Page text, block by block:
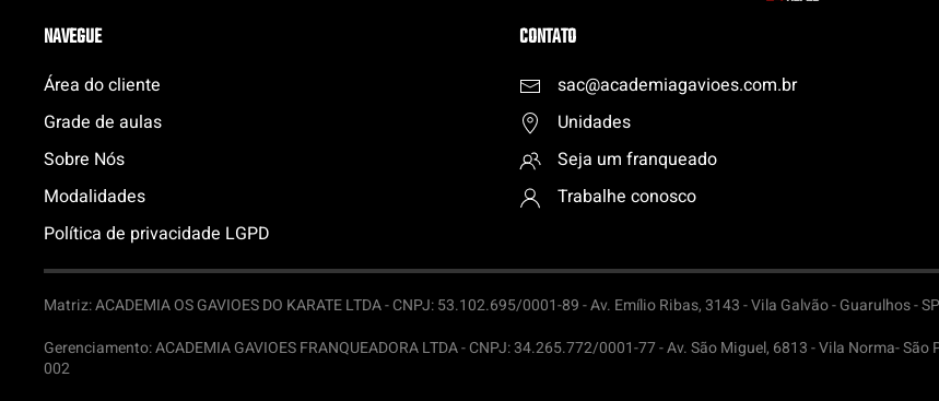
NAVEGUE
Área do cliente
Grade de aulas
Sobre Nós
Modalidades
Política de privacidade LGPD
CONTATO
sac@academiagavioes.com.br
Unidades
Seja um franqueado
Trabalhe conosco
Matriz: ACADEMIA OS GAVIOES DO KARATE LTDA -CNPJ: 53.102.695/0001-89 - Av. Emílio Ribas, 3143 - Vila Galvão - Guarulhos -
Gerenciamento: ACADEMIA GAVIOES FRANQUEADORA LTDA -CNPJ: 34.265.772/0001-77 - Av. São Miguel, 6813 - Vila Norma- São
002